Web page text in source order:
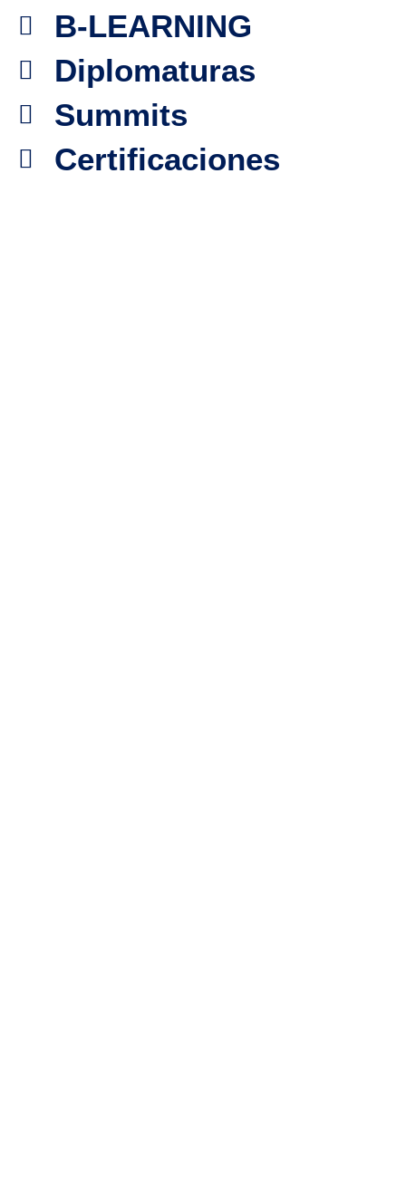
B-LEARNING
Diplomaturas
Summits
Certificaciones